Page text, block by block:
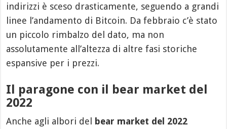
indirizzi è sceso drasticamente, seguendo a grandi
linee l’andamento di Bitcoin. Da febbraio c’è stato
un piccolo rimbalzo del dato, ma non
assolutamente all’altezza di altre fasi storiche
espansive per i prezzi.
Il paragone con il bear market del
2022
Anche agli albori del bear market del 2022